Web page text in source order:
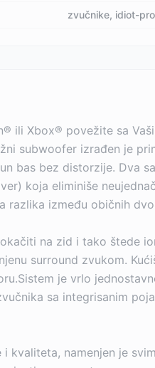
zvučnike, idiot-
ili Xbox® povežite sa
subwoofer izrađen je
bas bez distorzije. Dva
koja eliminiše
između običnih
na zid i tako štede
surround zvukom.
je vrlo
sa integrisanim
kvaliteta, namenjen je